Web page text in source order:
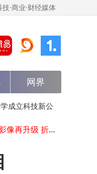
技·商业·财经媒体
网界
立科技新公司，含集成电
侧睡福音来袭！wedoking三代降噪青春款睡眠耳机全方位实测
2025年移动市场新变局：非游戏应用崛起，生成式AI成增长新引擎
荣耀Magic V6折叠屏新机3月亮相：性能影像再升级 折叠技术成焦点